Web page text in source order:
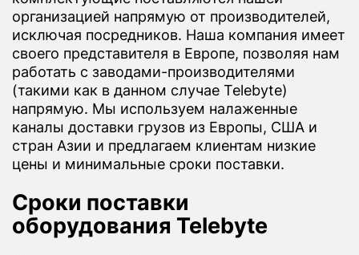
организацией напрямую от производителей,
исключая посредников. Наша компания имеет
своего представителя в Европе, позволяя нам
работать с заводами-производителями
(такими как в данном случае Telebyte)
напрямую. Мы используем налаженные
каналы доставки грузов из Европы, США и
стран Азии и предлагаем клиентам низкие
цены и минимальные сроки поставки.
Сроки поставки
оборудования Telebyte